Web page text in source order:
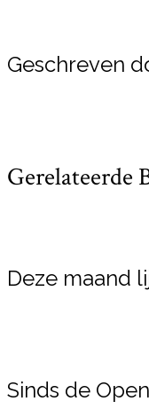
Geschreven
Gerelateerde
Deze maand
Sinds de